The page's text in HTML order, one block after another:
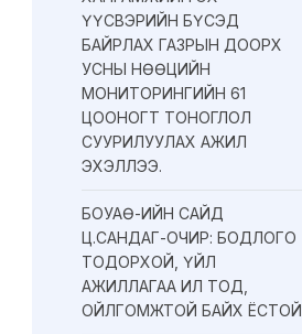
ҮҮСВЭРИЙН БҮСЭД
БАЙРЛАХ ГАЗРЫН ДООРХ
УСНЫ НӨӨЦИЙН
МОНИТОРИНГИЙН 61
ЦООНОГТ ТОНОГЛОЛ
СУУРИЛУУЛАХ АЖИЛ
ЭХЭЛЛЭЭ.
БОУАӨ-ИЙН САЙД
Ц.САНДАГ-ОЧИР: БОДЛОГО
ТОДОРХОЙ, ҮЙЛ
АЖИЛЛАГАА ИЛ ТОД,
ОЙЛГОМЖТОЙ БАЙХ ЁСТОЙ